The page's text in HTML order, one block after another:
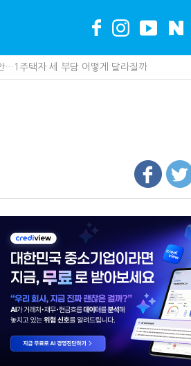
…1주택자 세 부담 어떻게 달라질까
못 산다…지자체도 '경영'의 시대
"…세무사에게 부동산 고민을 털어놓는 이유
않았다…미국의 강제노동 관세 전략
상속은 기술…납세자가 꼭 볼 5가지
세금 인하…환급 플랫폼 수익성 악화될까
금 1억…국세청·관세청 누가 가져갈까
'콕' 집는 세관 직원 정체는?
공제…임광현 "무한정 혜택, 공정한가"
생산땐 세금 깎아준다
효과…'올○스' 운영법인 폐업
만드는 국세공무원…왜?
?…'주(酒)벤저스'의 전통주 즐기는 법